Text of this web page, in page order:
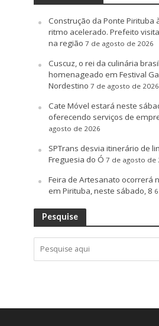
Construção da Ponte Pirituba
ritmo acelerado. Prefeito
na região 7 de agosto de 2026
Cuscuz, o rei da culinária
homenageado em Festival
Nordestino 7 de agosto de 2026
Cate Móvel estará neste
oferecendo serviços de
agosto de 2026
SPTrans desvia itinerário de
Freguesia do Ó 7 de agosto de
Feira de Artesanato ocorrerá
em Pirituba, neste sábado, 8
Pesquise